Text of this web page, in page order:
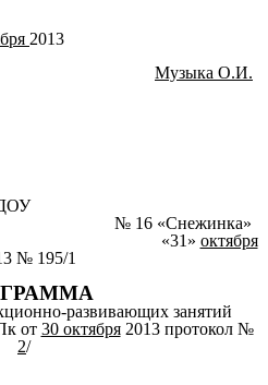
2013
Музыка О.И.
октября
№ 195/1
развивающих занятий
от 30 октября2013 протокол №
2/